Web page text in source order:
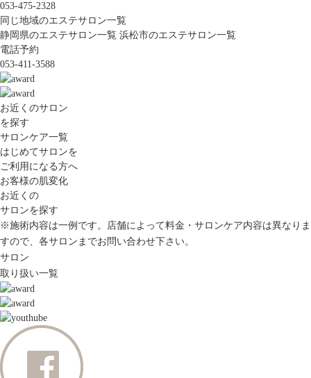
053-475-2328
同じ地域のエステサロン一覧
静岡県のエステサロン一覧 浜松市のエステサロン一覧
電話予約
053-411-3588
お近くのサロン
を探す
サロンケア一覧
はじめてサロンを
ご利用になる方へ
お客様の肌変化
お近くの
サロンを探す
※施術内容は一例です。店舗によって料金・サロンケア内容は異なりま
すので、各サロンまでお問い合わせ下さい。
サロン
取り扱い一覧